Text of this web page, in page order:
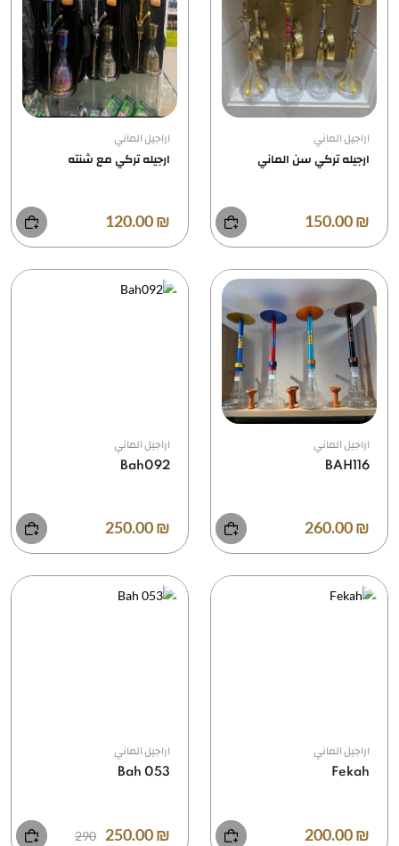
اراجيل الماني
ارجيله تركي سن الماني
₪ 150.00
اراجيل الماني
ارجيله تركي مع شنته
₪ 120.00
اراجيل الماني
BAH116
₪ 260.00
اراجيل الماني
Bah092
₪ 250.00
اراجيل الماني
Fekah
₪ 200.00
اراجيل الماني
Bah 053
₪ 250.00
290